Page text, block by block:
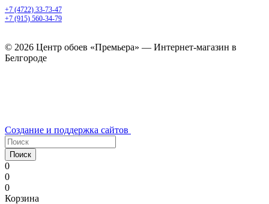
+7 (4722) 33-73-47
+7 (915) 560-34-79
© 2026 Центр обоев «Премьера» — Интернет-магазин в
Белгороде
Создание и поддержка сайтов
Поиск
0
0
0
Корзина